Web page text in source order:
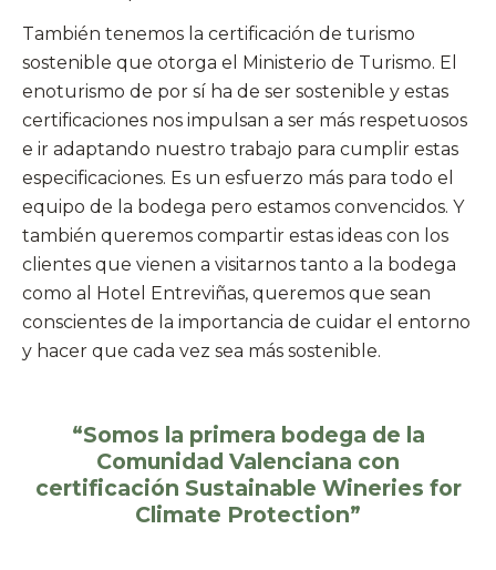
También tenemos la certificación de turismo
sostenible que otorga el Ministerio de Turismo. El
enoturismo de por sí ha de ser sostenible y estas
certificaciones nos impulsan a ser más respetuosos
e ir adaptando nuestro trabajo para cumplir estas
especificaciones. Es un esfuerzo más para todo el
equipo de la bodega pero estamos convencidos. Y
también queremos compartir estas ideas con los
clientes que vienen a visitarnos tanto a la bodega
como al Hotel Entreviñas, queremos que sean
conscientes de la importancia de cuidar el entorno
y hacer que cada vez sea más sostenible.
“Somos la primera bodega de la
Comunidad Valenciana con
certificación Sustainable Wineries for
Climate Protection”